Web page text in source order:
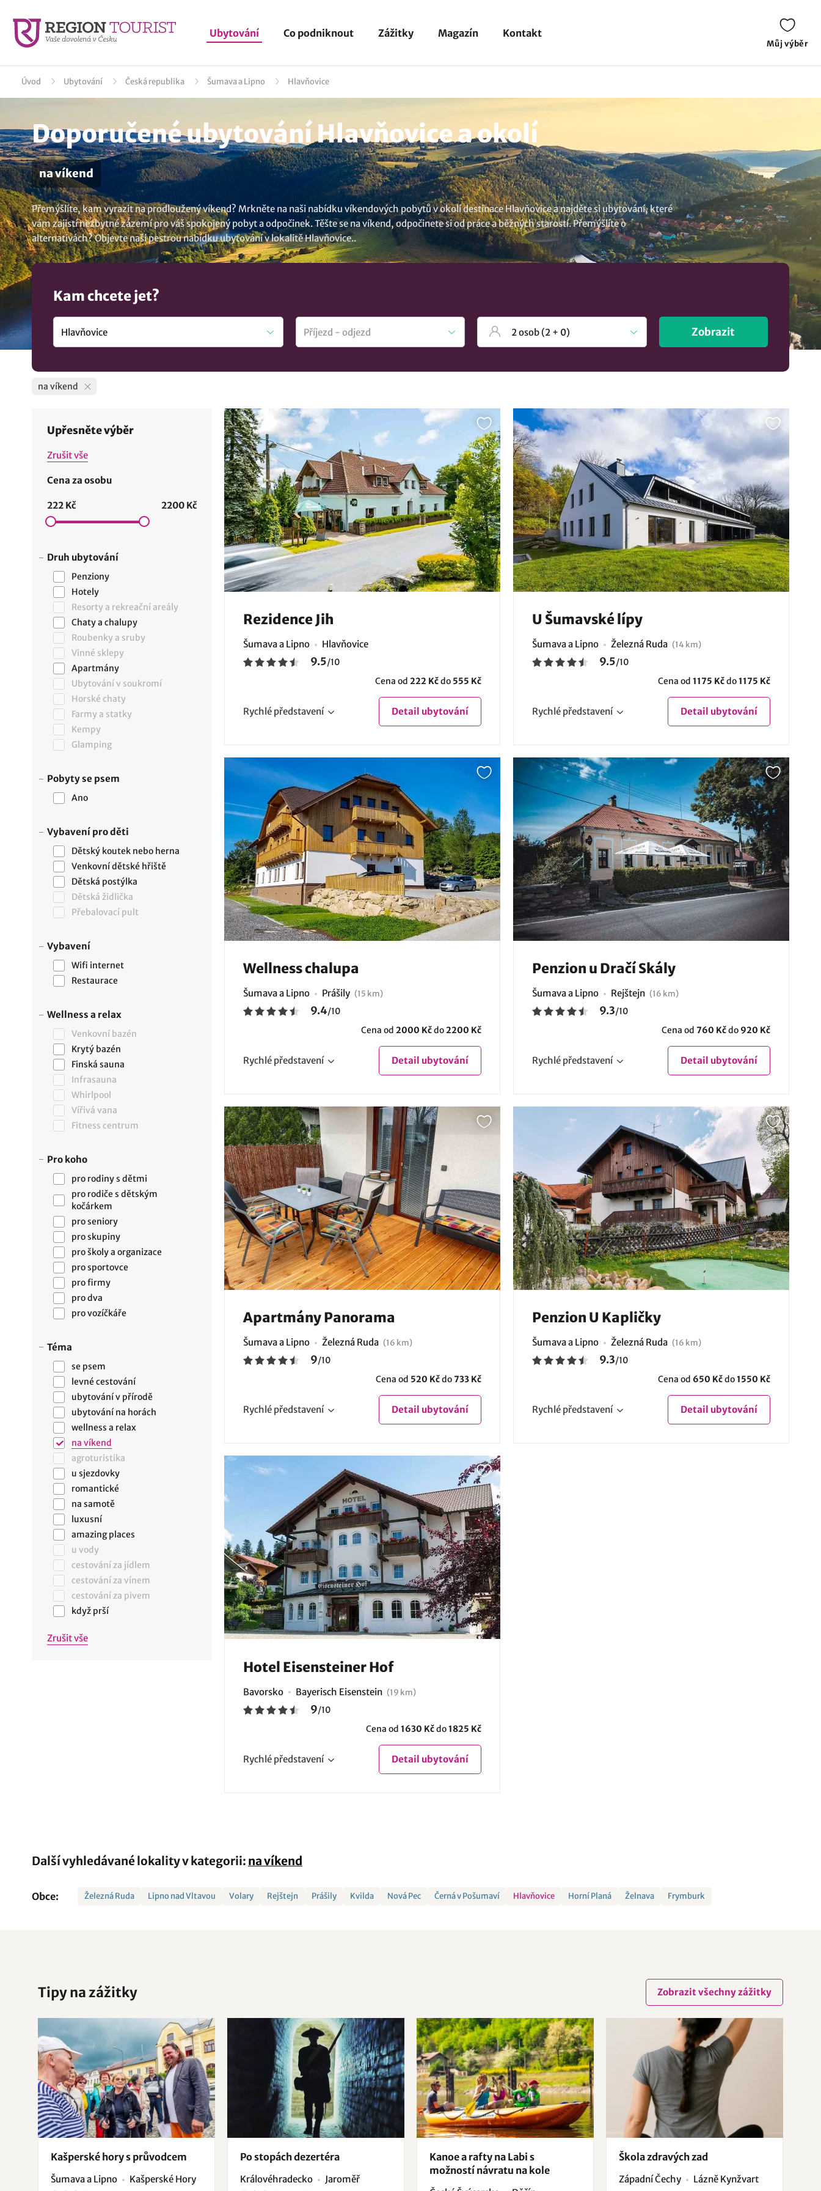
Ubytování Co podniknout Zážitky Magazín Kontakt
Můj výběr
Úvod Ubytování Česká republika Šumava a Lipno Hlavňovice
Doporučené ubytování Hlavňovice a okolí
na víkend
Přemýšlíte, kam vyrazit na prodloužený víkend? Mrkněte na naši nabídku víkendových pobytů v okolí destinace Hlavňovice a najděte si ubytování, které
vám zajistí nezbytné zázemí pro váš spokojený pobyt a odpočinek. Těšte se na víkend, odpočinete si od práce a běžných starostí. Přemýšlíte o
alternativách? Objevte naši pestrou nabídkuubytování v lokalitě Hlavňovice..
Kam chcete jet?
Zobrazit
na víkend
Upřesněte výběr
Zrušit vše
Cena za osobu
222 Kč 2200 Kč
Druh ubytování
Penziony
Hotely
Resorty a rekreační areály
Chaty a chalupy
Roubenky a sruby
Vinné sklepy
Apartmány
Ubytování v soukromí
Horské chaty
Farmy a statky
Kempy
Glamping
Pobyty se psem
Ano
Vybavení pro děti
Dětský koutek nebo herna
Venkovní dětské hřiště
Dětská postýlka
Dětská židlička
Přebalovací pult
Vybavení
Wifi internet
Restaurace
Wellness a relax
Venkovní bazén
Krytý bazén
Finská sauna
Infrasauna
Whirlpool
Vířivá vana
Fitness centrum
Pro koho
pro rodiny s dětmi
pro rodiče s dětským
kočárkem
pro seniory
pro skupiny
pro školy a organizace
pro sportovce
pro firmy
pro dva
pro vozíčkáře
Téma
se psem
levné cestování
ubytování v přírodě
ubytování na horách
wellness a relax
na víkend
agroturistika
u sjezdovky
romantické
na samotě
luxusní
amazing places
u vody
cestování za jídlem
cestování za vínem
cestování za pivem
když prší
Zrušit vše
Rezidence Jih
Šumava a Lipno Hlavňovice
9.5/10
Cena od 222 Kčdo 555 Kč
Rychlé představení Detail ubytování
U Šumavské lípy
Šumava a Lipno Železná Ruda (14 km)
9.5/10
Cena od 1175 Kčdo1175 Kč
Rychlé představení Detail ubytování
Wellness chalupa
Šumava a Lipno Prášily (15 km)
9.4/10
Cena od 2000 Kčdo2200 Kč
Rychlé představení Detail ubytování
Penzion u Dračí Skály
Šumava a Lipno Rejštejn (16 km)
9.3/10
Cena od 760 Kčdo 920 Kč
Rychlé představení Detail ubytování
Apartmány Panorama
Šumava a Lipno Železná Ruda (16 km)
9/10
Cena od 520 Kčdo733 Kč
Rychlé představení Detail ubytování
Penzion U Kapličky
Šumava a Lipno Železná Ruda (16 km)
9.3/10
Cena od 650 Kčdo1550 Kč
Rychlé představení Detail ubytování
Hotel Eisensteiner Hof
Bavorsko Bayerisch Eisenstein (19 km)
9/10
Cena od 1630 Kčdo1825 Kč
Rychlé představení Detail ubytování
Další vyhledávané lokality v kategorii: na víkend
Obce: Železná Ruda Lipno nad Vltavou Volary Rejštejn Prášily Kvilda Nová Pec Černá v Pošumaví Hlavňovice Horní Planá Želnava Frymburk
Tipy na zážitky Zobrazit všechny zážitky
Kašperské hory s průvodcem
Šumava a Lipno Kašperské Hory
Po stopách dezertéra
Královéhradecko Jaroměř
Kanoe a rafty na Labi s
možností návratu na kole
Škola zdravých zad
Západní Čechy Lázně Kynžvart